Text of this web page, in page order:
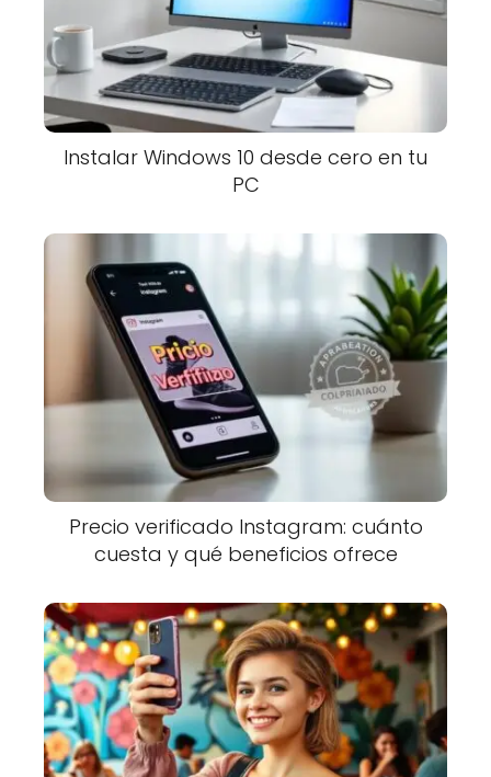
Instalar Windows 10 desde cero en tu
PC
Precio verificado Instagram: cuánto
cuesta y qué beneficios ofrece